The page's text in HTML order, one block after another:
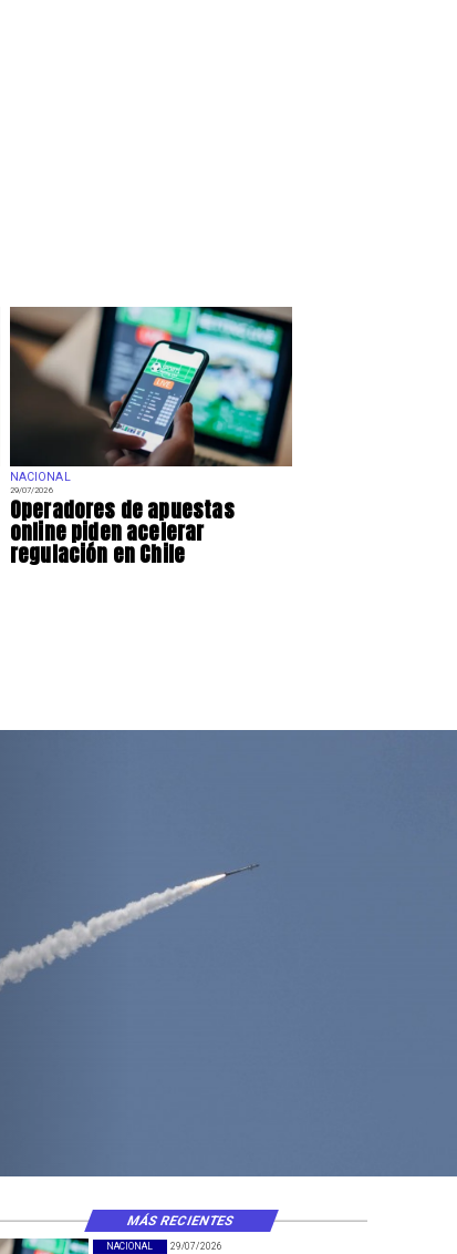
NACIONAL
29/07/2026
Operadores de apuestas
online piden acelerar
regulación en Chile
29/07/2026
NACIONAL
MÁS RECIENTES